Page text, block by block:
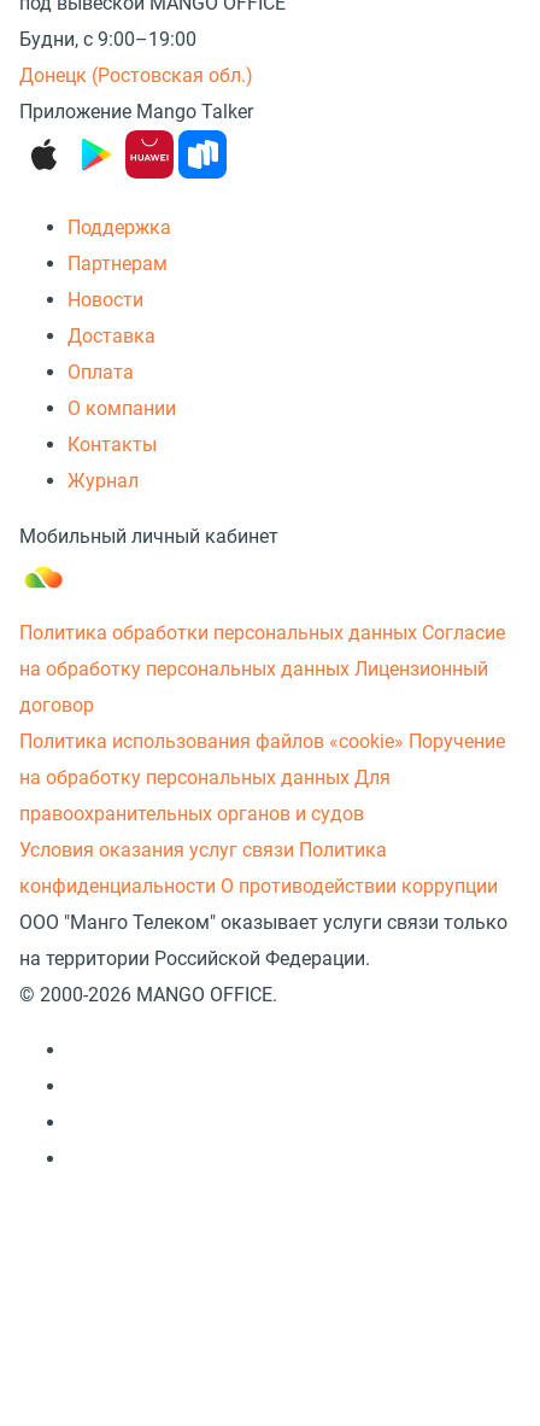
Будни, с 9:00–19:00
Донецк (Ростовская обл.)
Приложение Mango Talker
Поддержка
Партнерам
Новости
Доставка
Оплата
О компании
Контакты
Журнал
Мобильный личный кабинет
Политика обработки персональных данных Согласие
на обработку персональных данных Лицензионный
договор
Политика использования файлов «cookie» Поручение
на обработку персональных данных Для
правоохранительных органов и судов
Условия оказания услуг связи Политика
конфиденциальности О противодействии коррупции
ООО "Манго Телеком" оказывает услуги связи только
на территории Российской Федерации.
© 2000-2026 MANGO OFFICE.